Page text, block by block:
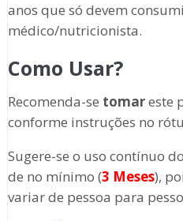
anos que só devem
médico/nutricionista.
Como Usar?
Recomenda-se tomareste
conforme instruções no
Sugere-se o uso contínuo
de no mínimo (3 Meses),
variar de pessoa para